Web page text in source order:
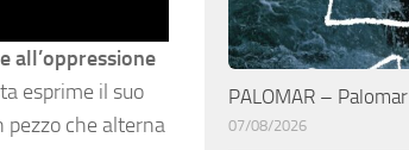
all’oppressione
esprime il suo
pezzo che alterna
PALOMAR – Palomar
07/08/2026